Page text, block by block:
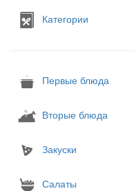
Категории
Первые блюда
Вторые блюда
Закуски
Салаты